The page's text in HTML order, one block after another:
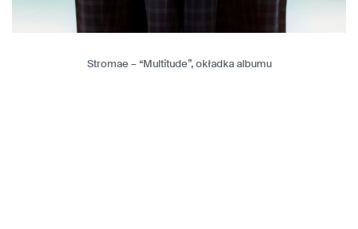
Stromae – “Multitude”, okładka albumu